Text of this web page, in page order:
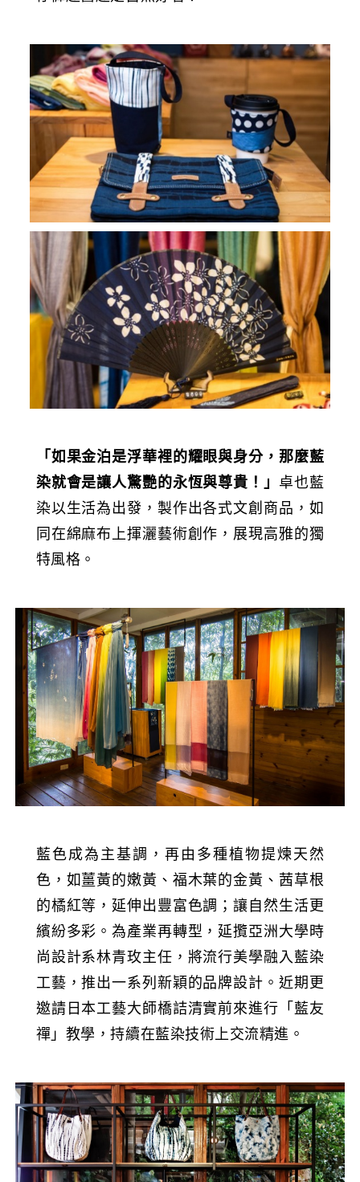
「如果金泊是浮華裡的耀眼與身分，那麼藍
染就會是讓人驚艷的永恆與尊貴！」 卓也藍
染以生活為出發，製作出各式文創商品，如
同在綿麻布上揮灑藝術創作，展現高雅的獨
特風格。
藍色成為主基調，再由多種植物提煉天然
色，如薑黃的嫩黃、福木葉的金黃、茜草根
的橘紅等，延伸出豐富色調；讓自然生活更
繽紛多彩。為產業再轉型，延攬亞洲大學時
尚設計系林青玫主任，將流行美學融入藍染
工藝，推出一系列新穎的品牌設計。近期更
邀請日本工藝大師橋詰清實前來進行「藍友
禪」教學，持續在藍染技術上交流精進。